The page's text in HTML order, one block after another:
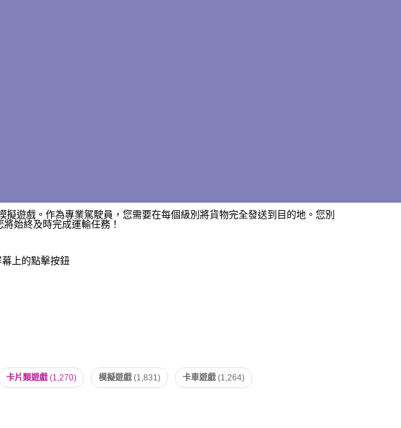
擬遊戲。作為專業駕駛員，您需要在每個級別將貨物完全發送到目的地。您別
始終及時完成運輸任務！
上的點擊按鈕
卡片類遊戲 (1,270) 模擬遊戲 (1,831) 卡車遊戲 (1,264)